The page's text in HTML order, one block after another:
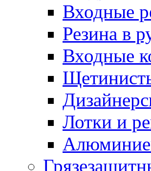
Входные
Резина в
Входные
Лотки и